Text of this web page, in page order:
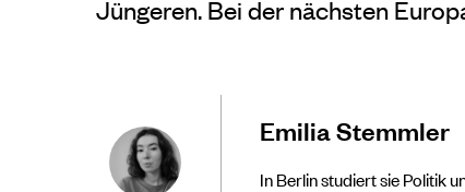
Jüngeren. Bei der nächsten
Emilia Stemmler
In Berlin studiert sie Politik